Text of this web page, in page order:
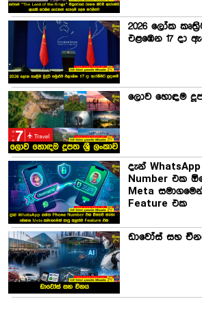
2026 ලෝක
එළඹෙන 17 දා
ලොව හොඳම
දැන්
Number එක
Meta
Feature එක
ඩාවෝස් සහ